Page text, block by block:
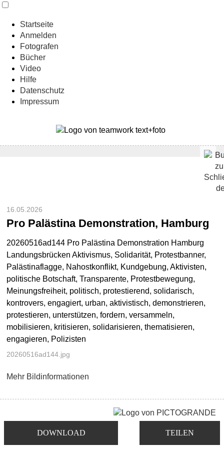
Startseite
Anmelden
Fotografen
Bücher
Video
Hilfe
Datenschutz
Impressum
DOWNLOAD TEILEN
16.05.2026
Pro Palästina Demonstration, Hamburg
20260516ad144 Pro Palästina Demonstration Hamburg
Landungsbrücken Aktivismus, Solidarität, Protestbanner,
Palästinaflagge, Nahostkonflikt, Kundgebung, Aktivisten,
politische Botschaft, Transparente, Protestbewegung,
Meinungsfreiheit, politisch, protestierend, solidarisch,
kontrovers, engagiert, urban, aktivistisch, demonstrieren,
protestieren, unterstützen, fordern, versammeln,
mobilisieren, kritisieren, solidarisieren, thematisieren,
engagieren, Polizisten
20260516ad144.jpg
Mehr Bildinformationen